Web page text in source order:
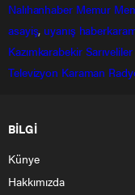
Nalıhanhaber Memur
asayiş, uyanış
Kazımkarabekir Sarıveliler
Televizyon Karaman
BİLGİ
Künye
Hakkımızda